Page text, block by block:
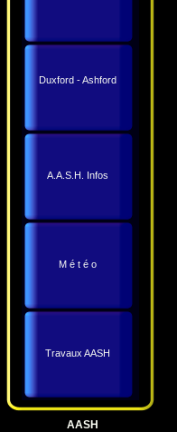
Duxford - Ashford
A.A.S.H. Infos
M é t é o
Travaux AASH
AASH